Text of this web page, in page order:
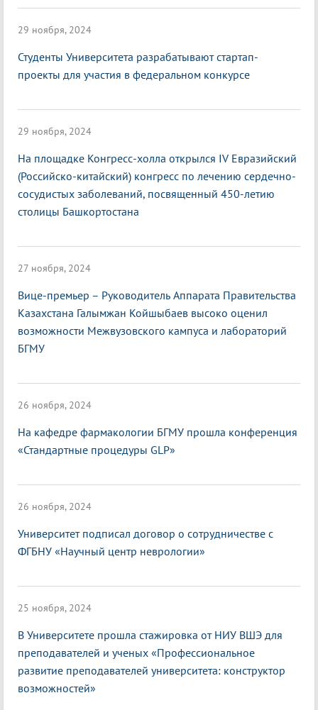
29 ноября, 2024
Студенты Университета разрабатывают стартап-
проекты для участия в федеральном конкурсе
29 ноября, 2024
На площадке Конгресс-холла открылся IV Евразийский
(Российско-китайский) конгресс по лечению сердечно-
сосудистых заболеваний, посвященный 450-летию
столицы Башкортостана
27 ноября, 2024
Вице-премьер – Руководитель Аппарата Правительства
Казахстана Галымжан Койшыбаев высоко оценил
возможности Межвузовского кампуса и лабораторий
БГМУ
26 ноября, 2024
На кафедре фармакологии БГМУ прошла конференция
«Стандартные процедуры GLP»
26 ноября, 2024
Университет подписал договор о сотрудничестве с
ФГБНУ «Научный центр неврологии»
25 ноября, 2024
В Университете прошла стажировка от НИУ ВШЭ для
преподавателей и ученых «Профессиональное
развитие преподавателей университета: конструктор
возможностей»